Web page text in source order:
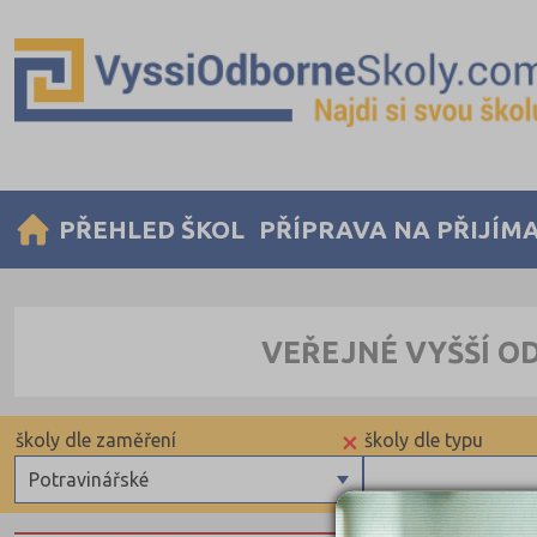
PŘEHLED ŠKOL PŘÍPRAVA NA
VEŘEJNÉ VYŠŠÍ
školy dle typu
×
Potravinářské
školy dle zaměření